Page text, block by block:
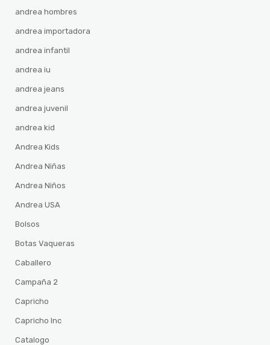
andrea hombres
andrea importadora
andrea infantil
andrea iu
andrea jeans
andrea juvenil
andrea kid
Andrea Kids
Andrea Niñas
Andrea Niños
Andrea USA
Bolsos
Botas Vaqueras
Caballero
Campaña 2
Capricho
Capricho Inc
Catalogo